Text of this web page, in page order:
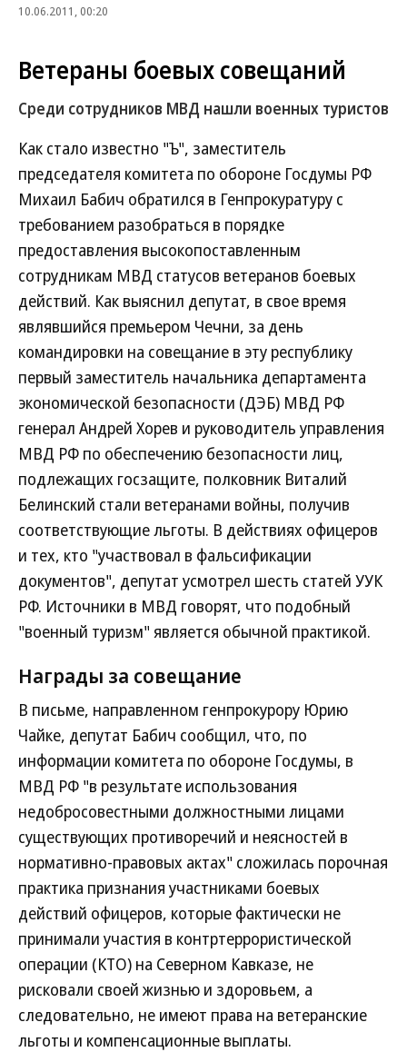
10.06.2011, 00:20
Ветераны боевых совещаний
Среди сотрудников МВД нашли военных туристов
Как стало известно "Ъ", заместитель
председателя комитета по обороне Госдумы РФ
Михаил Бабич обратился в Генпрокуратуру с
требованием разобраться в порядке
предоставления высокопоставленным
сотрудникам МВД статусов ветеранов боевых
действий. Как выяснил депутат, в свое время
являвшийся премьером Чечни, за день
командировки на совещание в эту республику
первый заместитель начальника департамента
экономической безопасности (ДЭБ) МВД РФ
генерал Андрей Хорев и руководитель управления
МВД РФ по обеспечению безопасности лиц,
подлежащих госзащите, полковник Виталий
Белинский стали ветеранами войны, получив
соответствующие льготы. В действиях офицеров
и тех, кто "участвовал в фальсификации
документов", депутат усмотрел шесть статей УУК
РФ. Источники в МВД говорят, что подобный
"военный туризм" является обычной практикой.
Награды за совещание
В письме, направленном генпрокурору Юрию
Чайке, депутат Бабич сообщил, что, по
информации комитета по обороне Госдумы, в
МВД РФ "в результате использования
недобросовестными должностными лицами
существующих противоречий и неясностей в
нормативно-правовых актах" сложилась порочная
практика признания участниками боевых
действий офицеров, которые фактически не
принимали участия в контртеррористической
операции (КТО) на Северном Кавказе, не
рисковали своей жизнью и здоровьем, а
следовательно, не имеют права на ветеранские
льготы и компенсационные выплаты.